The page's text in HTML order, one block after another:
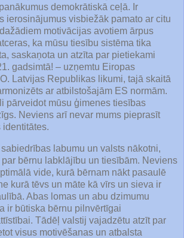
demokrātiskā ceļā. Ir
ierosinājumus visbiežāk pamato ar citu
motivācijas avotiem ārpus
ka mūsu tiesību sistēma tika
saskaņota un atzīta par pietiekami
gadsimtā! – uzņemtu Eiropas
Latvijas Republikas likumi, tajā skaitā
ar atbilstošajām ES normām.
pārveidot mūsu ģimenes tiesības
Neviens arī nevar mums pieprasīt
identitātes.
labumu un valsts nākotni,
bērnu labklājību un tiesībām. Neviens
vide, kurā bērnam nākt pasaulē
kurā tēvs un māte kā vīrs un sieva ir
Abas lomas un abu dzimumu
ir būtiska bērnu pilnvērtīgai
Tādēļ valstij vajadzētu atzīt par
visus motivēšanas un atbalsta